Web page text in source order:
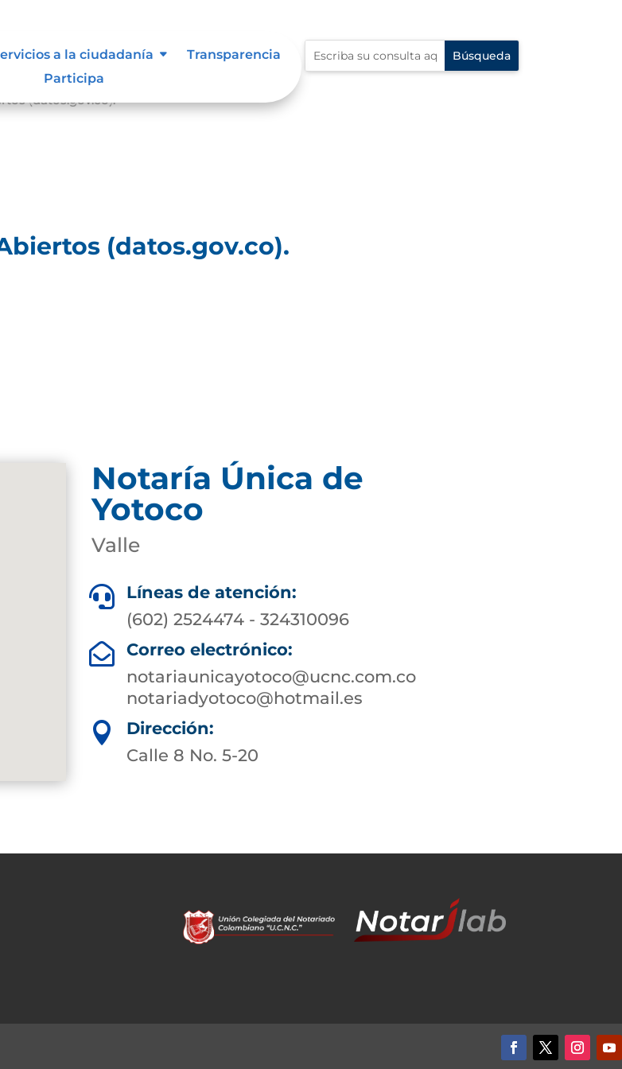
a la ciudadanía
Transparencia
Participa
(datos.gov.co).
(datos.gov.co).
Notaría Única de
Yotoco
Valle

Líneas de atención:
(602) 2524474 - 324310096

Correo electrónico:
notariaunicayotoco@ucnc.com.co
notariadyotoco@hotmail.es

Dirección:
Calle 8 No. 5-20